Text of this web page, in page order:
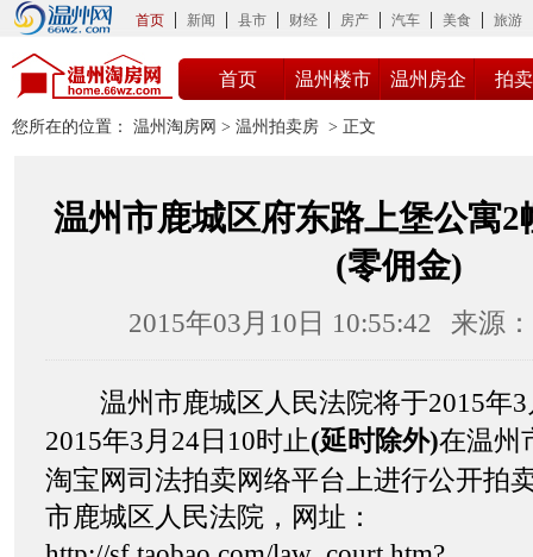
首页 新闻 县市 财经 房产 汽车 美食 旅游
首页 温州楼市 温州房企 拍
您所在的位置： 温州淘房网 > 温州拍卖房 > 正文
温州市鹿城区府东路上堡公寓2
(零佣金)
2015年03月10日 10:55:42 来源
温州市鹿城区人民法院将于2015年3
2015年3月24日10时止(延时除外)在温州
淘宝网司法拍卖网络平台上进行公开拍
市鹿城区人民法院，网址：